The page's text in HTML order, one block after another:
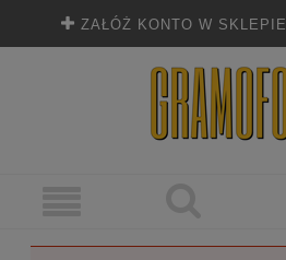
ZAŁÓŻ KONTO W SKLEPIE